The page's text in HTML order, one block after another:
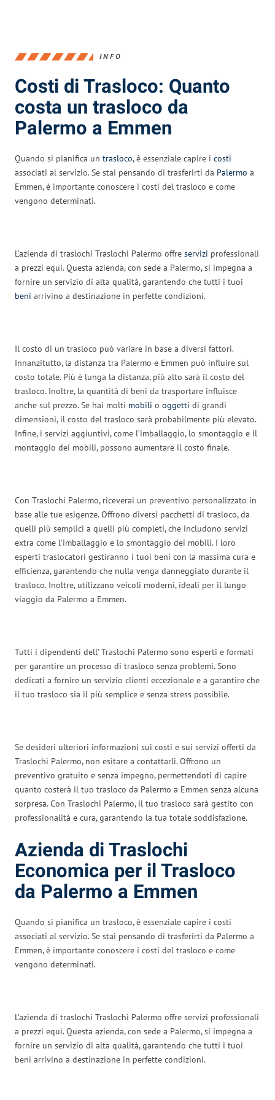
INFO
Costi di Trasloco: Quanto
costa un trasloco da
Palermo a Emmen
Quando si pianifica un trasloco, è essenziale capire i costi
associati al servizio. Se stai pensando di trasferirti da Palermo a
Emmen, è importante conoscere i costi del trasloco e come
vengono determinati.
L’azienda di traslochi Traslochi Palermo offre servizi professionali
a prezzi equi. Questa azienda, con sede a Palermo, si impegna a
fornire un servizio di alta qualità, garantendo che tutti i tuoi
beni arrivino a destinazione in perfette condizioni.
Il costo di un trasloco può variare in base a diversi fattori.
Innanzitutto, la distanza tra Palermo e Emmen può influire sul
costo totale. Più è lunga la distanza, più alto sarà il costo del
trasloco. Inoltre, la quantità di beni da trasportare influisce
anche sul prezzo. Se hai molti mobili o oggetti di grandi
dimensioni, il costo del trasloco sarà probabilmente più elevato.
Infine, i servizi aggiuntivi, come l’imballaggio, lo smontaggio e il
montaggio dei mobili, possono aumentare il costo finale.
Con Traslochi Palermo, riceverai un preventivo personalizzato in
base alle tue esigenze. Offrono diversi pacchetti di trasloco, da
quelli più semplici a quelli più completi, che includono servizi
extra come l’imballaggio e lo smontaggio dei mobili. I loro
esperti traslocatori gestiranno i tuoi beni con la massima cura e
efficienza, garantendo che nulla venga danneggiato durante il
trasloco. Inoltre, utilizzano veicoli moderni, ideali per il lungo
viaggio da Palermo a Emmen.
Tutti i dipendenti dell’ Traslochi Palermo sono esperti e formati
per garantire un processo di trasloco senza problemi. Sono
dedicati a fornire un servizio clienti eccezionale e a garantire che
il tuo trasloco sia il più semplice e senza stress possibile.
Se desideri ulteriori informazioni sui costi e sui servizi offerti da
Traslochi Palermo, non esitare a contattarli. Offrono un
preventivo gratuito e senza impegno, permettendoti di capire
quanto costerà il tuo trasloco da Palermo a Emmen senza alcuna
sorpresa. Con Traslochi Palermo, il tuo trasloco sarà gestito con
professionalità e cura, garantendo la tua totale soddisfazione.
Azienda di Traslochi
Economica per il Trasloco
da Palermo a Emmen
Quando si pianifica un trasloco, è essenziale capire i costi
associati al servizio. Se stai pensando di trasferirti da Palermo a
Emmen, è importante conoscere i costi del trasloco e come
vengono determinati.
L’azienda di traslochi Traslochi Palermo offre servizi professionali
a prezzi equi. Questa azienda, con sede a Palermo, si impegna a
fornire un servizio di alta qualità, garantendo che tutti i tuoi
beni arrivino a destinazione in perfette condizioni.